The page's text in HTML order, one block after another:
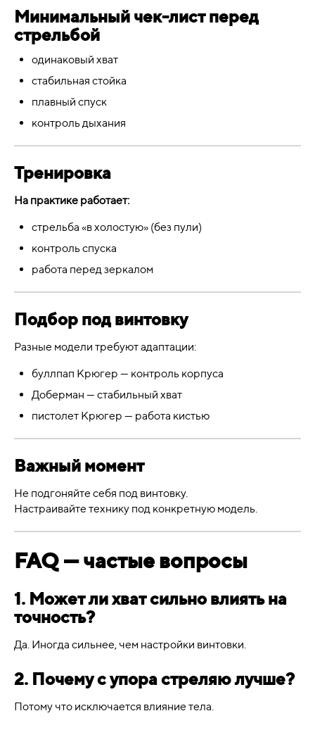
Минимальный чек-лист перед
стрельбой
одинаковый хват
стабильная стойка
плавный спуск
контроль дыхания
Тренировка
На практике работает:
стрельба «в холостую» (без пули)
контроль спуска
работа перед зеркалом
Подбор под винтовку
Разные модели требуют адаптации:
буллпап Крюгер — контроль корпуса
Доберман — стабильный хват
пистолет Крюгер — работа кистью
Важный момент
Не подгоняйте себя под винтовку.
Настраивайте технику под конкретную модель.
FAQ — частые вопросы
1. Может ли хват сильно влиять на
точность?
Да. Иногда сильнее, чем настройки винтовки.
2. Почему с упора стреляю лучше?
Потому что исключается влияние тела.